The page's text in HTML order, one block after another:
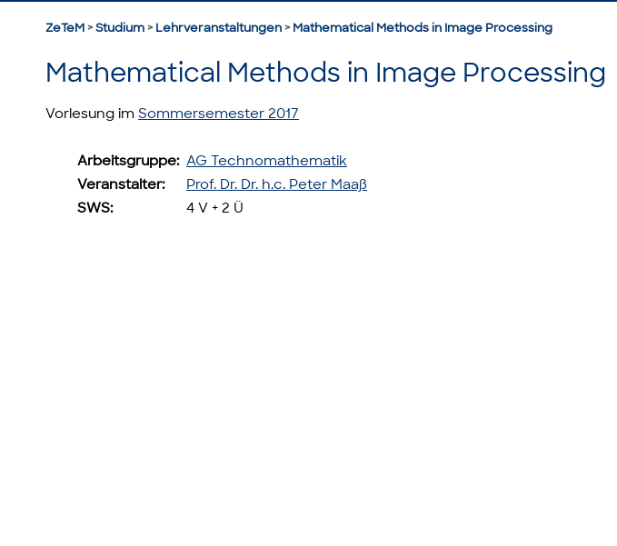
ZeTeM>Studium> Lehrveranstaltungen> Mathematical Methods in Image Processing
Mathematical Methods in Image Processing
Vorlesung im Sommersemester 2017
Arbeitsgruppe: AG Technomathematik
Veranstalter:
Prof. Dr. Dr. h.c. Peter Maaß
SWS:
4 V + 2 Ü